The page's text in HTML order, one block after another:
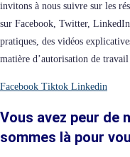
invitons à nous suivre sur les
sur Facebook, Twitter,
pratiques, des vidéos
matière d’autorisation de
Facebook Tiktok Linkedin
Vous avez peur de
sommes là pour